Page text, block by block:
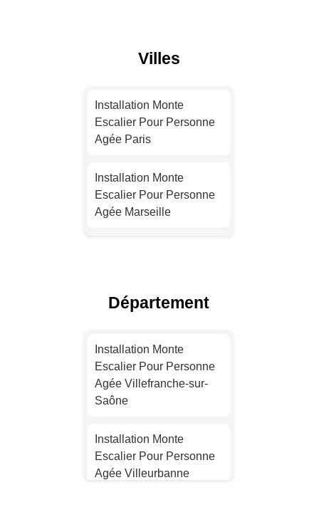
Villes
Installation Monte
Escalier Pour Personne
Agée Paris
Installation Monte
Escalier Pour Personne
Agée Marseille
Agée Toulouse
Installation Monte
Installation Monte
Département
Installation Monte
Escalier Pour Personne
Agée Villefranche-sur-
Saône
Installation Monte
Escalier Pour Personne
Agée Villeurbanne